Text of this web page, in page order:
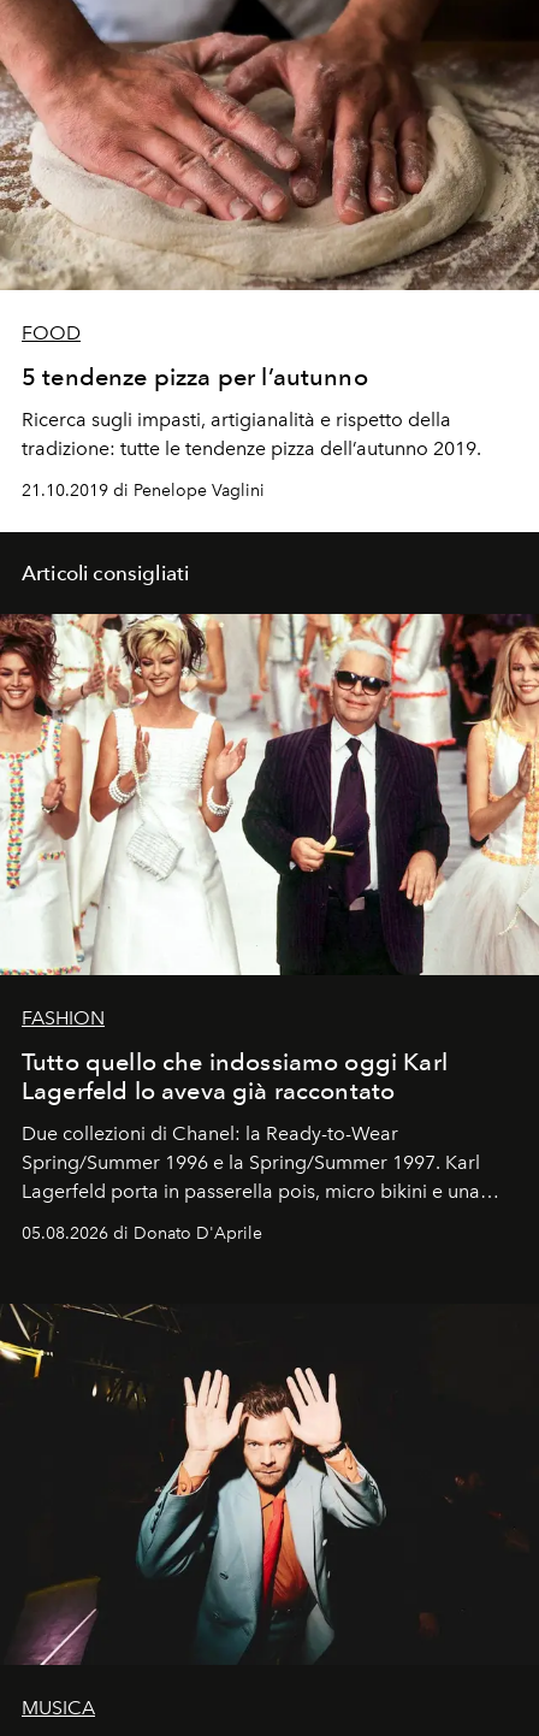
FOOD
5 tendenze pizza per l’autunno
Ricerca sugli impasti, artigianalità e rispetto della
tradizione: tutte le tendenze pizza dell’autunno 2019.
21.10.2019 di Penelope Vaglini
Articoli consigliati
FASHION
Tutto quello che indossiamo oggi Karl
Lagerfeld lo aveva già raccontato
Due collezioni di Chanel: la Ready-to-Wear
Spring/Summer 1996 e la Spring/Summer 1997. Karl
Lagerfeld porta in passerella pois, micro bikini e una
logomania pensata per la spiaggia
Kate, Claudia e Carla una dietro l'altra. Trent'anni dopo,
uno dei documenti più contemporanei che abbiamo.
05.08.2026 di Donato D'Aprile
MUSICA